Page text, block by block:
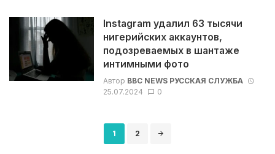
Instagram удалил 63 тысячи
нигерийских аккаунтов,
подозреваемых в шантаже
интимными фото
Автор BBC NEWS РУССКАЯ СЛУЖБА
25.07.2024
0
1 2